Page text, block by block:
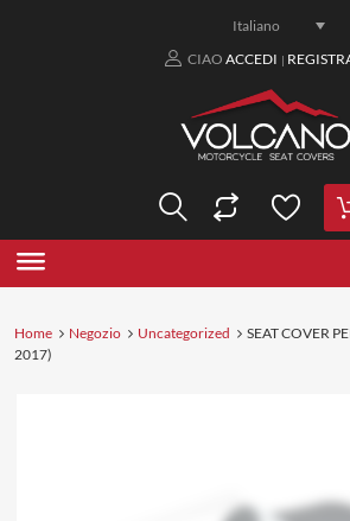
Italiano
CIAO ACCEDI |
Home Negozio Uncategorized
SEAT COVER
2017)